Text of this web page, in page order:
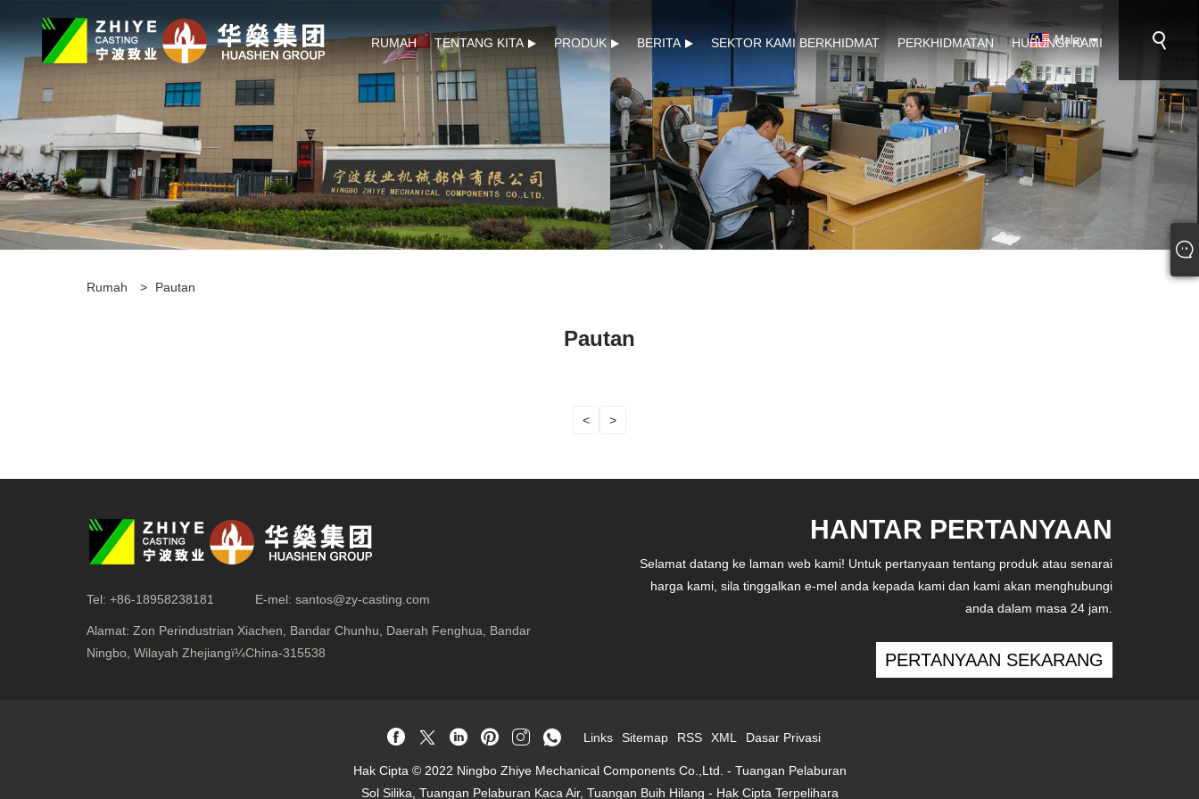
RUMAH TENTANG KITA PRODUK BERITA SEKTOR KAMI BERKHIDMAT PERKHIDMATAN HUBUNGI KAMI
Malay
Rumah > Pautan
Pautan
< >
Tel: +86-18958238181 E-mel: santos@zy-casting.com
Alamat: Zon Perindustrian Xiachen, Bandar Chunhu, Daerah Fenghua, Bandar
Ningbo, Wilayah Zhejiangï¼China-315538
HANTAR PERTANYAAN
Selamat datang ke laman web kami! Untuk pertanyaan tentang produk atau senarai
harga kami, sila tinggalkan e-mel anda kepada kami dan kami akan menghubungi
anda dalam masa 24 jam.
PERTANYAAN SEKARANG
Links Sitemap RSS XML Dasar Privasi
Hak Cipta © 2022 Ningbo Zhiye Mechanical Components Co.,Ltd. - Tuangan Pelaburan
Sol Silika, Tuangan Pelaburan Kaca Air, Tuangan Buih Hilang - Hak Cipta Terpelihara